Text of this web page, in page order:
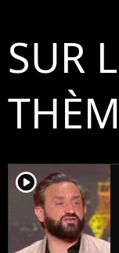
SUR
player2